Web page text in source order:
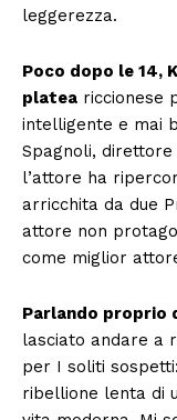
leggerezza.
Poco dopo le 14,
platea riccionese
intelligente e mai
Spagnoli, direttore
l’attore ha
arricchita da due
attore non
come miglior
Parlando proprio
lasciato andare a
per I soliti
ribellione lenta di